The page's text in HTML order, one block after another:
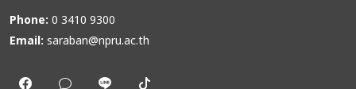
Phone: 0 3410 9300
Email: saraban@npru.ac.th